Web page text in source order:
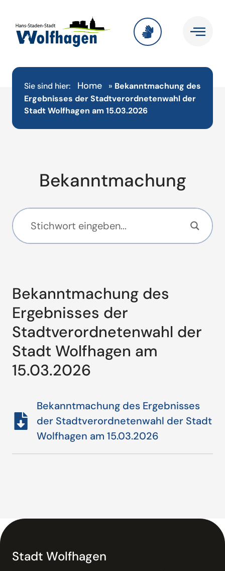
Sie sind hier: Home » Bekanntmachung des
Ergebnisses der Stadtverordnetenwahl der
Stadt Wolfhagen am 15.03.2026
Bekanntmachung
Bekanntmachung des
Ergebnisses der
Stadtverordnetenwahl der
Stadt Wolfhagen am
15.03.2026
Bekanntmachung des Ergebnisses
der Stadtverordnetenwahl der Stadt
Wolfhagen am 15.03.2026
Stadt Wolfhagen